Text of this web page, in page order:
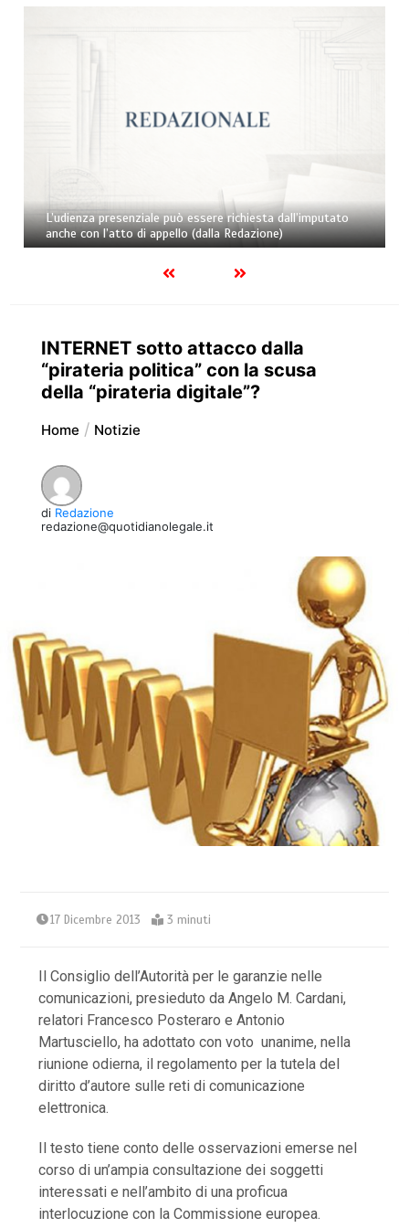
L’udienza presenziale può essere richiesta dall’imputato
anche con l’atto di appello (dalla Redazione)
INTERNET sotto attacco dalla
“pirateria politica” con la scusa
della “pirateria digitale”?
Home Notizie
di Redazione
redazione@quotidianolegale.it
17 Dicembre 2013 3 minuti
Il Consiglio dell’Autorità per le garanzie nelle
comunicazioni, presieduto da Angelo M. Cardani,
relatori Francesco Posteraro e Antonio
Martusciello, ha adottato con voto unanime, nella
riunione odierna, il regolamento per la tutela del
diritto d’autore sulle reti di comunicazione
elettronica.
Il testo tiene conto delle osservazioni emerse nel
corso di un’ampia consultazione dei soggetti
interessati e nell’ambito di una proficua
interlocuzione con la Commissione europea.